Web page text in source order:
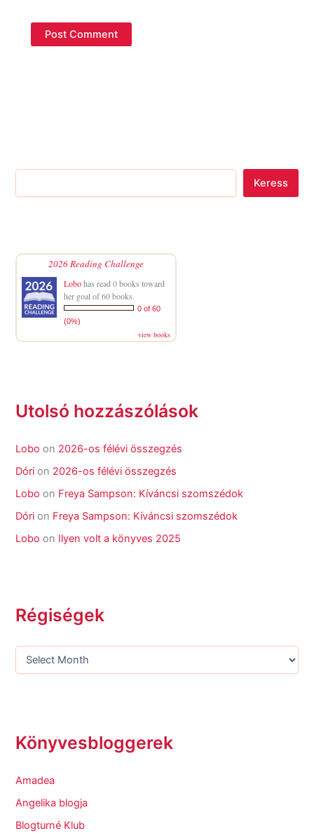
Keress
2026 Reading Challenge
Lobohas read 0 books toward
her goal of 60 books.
0 of 60
(0%)
view books
Utolsó hozzászólások
Lobo on 2026-os félévi összegzés
Dóri on 2026-os félévi összegzés
Lobo on Freya Sampson: Kíváncsi szomszédok
Dóri on Freya Sampson: Kíváncsi szomszédok
Lobo on Ilyen volt a könyves 2025
Régiségek
Könyvesbloggerek
Amadea
Angelika blogja
Blogturné Klub